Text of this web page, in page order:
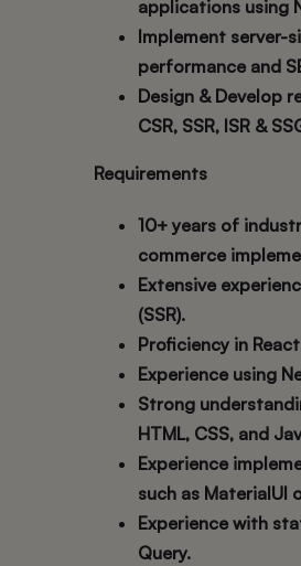
applications using
Implement server-
performance and
Design & Develop
CSR, SSR, ISR &
Requirements
10+ years of
commerce
Extensive
(SSR).
Proficiency in
Experience using
Strong
HTML, CSS, and
Experience
such as MaterialUI
Experience with
Query.